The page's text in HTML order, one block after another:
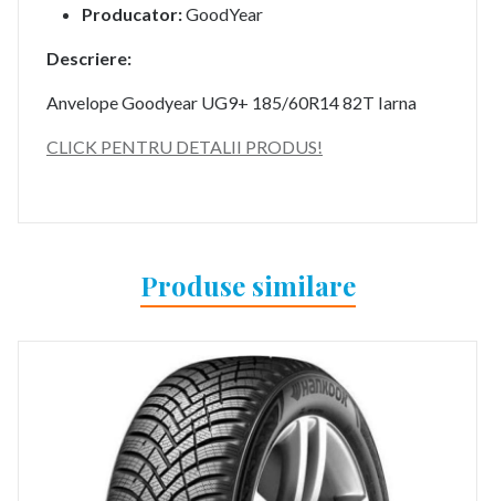
Producator:GoodYear
Descriere:
Anvelope Goodyear UG9+ 185/60R14 82T Iarna
CLICK PENTRU DETALII PRODUS!
Produse similare